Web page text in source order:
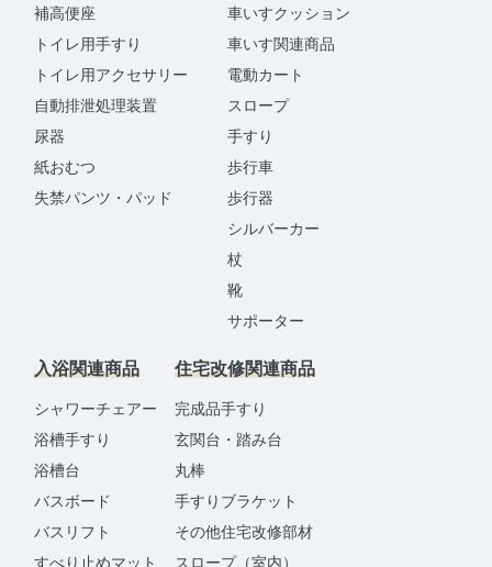
補高便座
トイレ用手すり
トイレ用アクセサリー
自動排泄処理装置
尿器
紙おむつ
失禁パンツ・パッド
車いすクッション
車いす関連商品
電動カート
スロープ
手すり
歩行車
歩行器
シルバーカー
杖
靴
サポーター
入浴関連商品
シャワーチェアー
浴槽手すり
浴槽台
バスボード
バスリフト
すべり止めマット
住宅改修関連商品
完成品手すり
玄関台・踏み台
丸棒
手すりブラケット
その他住宅改修部材
スロープ（室内）